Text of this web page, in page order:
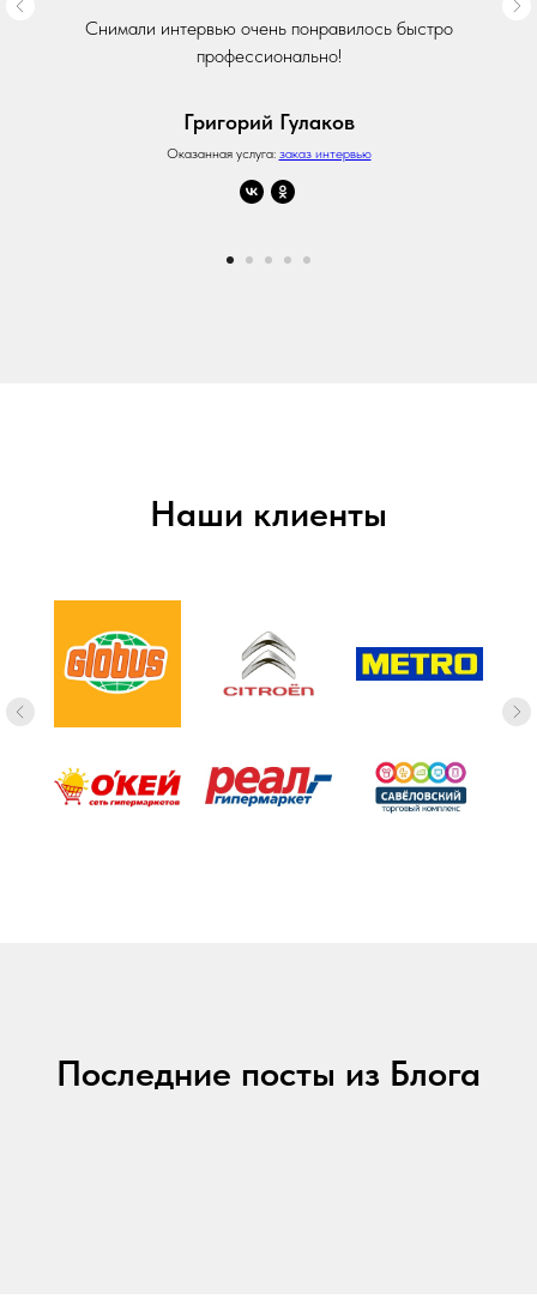
Снимали интервью очень понравилось быстро
профессионально!
Григорий Гулаков
Оказанная услуга: заказ интервью
Наши клиенты
Последние посты из Блога